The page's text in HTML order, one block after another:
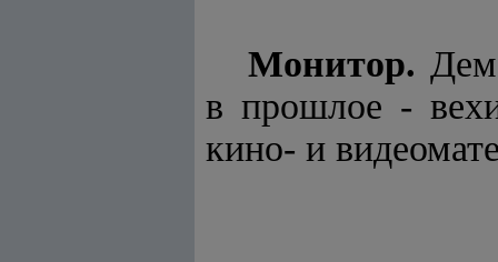
Монитор.
в прошлое -
кино- и